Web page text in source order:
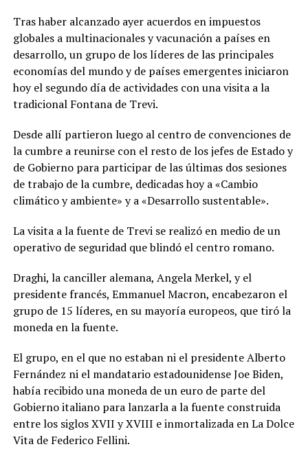
Tras haber alcanzado ayer acuerdos en impuestos
globales a multinacionales y vacunación a países en
desarrollo, un grupo de los líderes de las principales
economías del mundo y de países emergentes iniciaron
hoy el segundo día de actividades con una visita a la
tradicional Fontana de Trevi.
Desde allí partieron luego al centro de convenciones de
la cumbre a reunirse con el resto de los jefes de Estado y
de Gobierno para participar de las últimas dos sesiones
de trabajo de la cumbre, dedicadas hoy a «Cambio
climático y ambiente» y a «Desarrollo sustentable».
La visita a la fuente de Trevi se realizó en medio de un
operativo de seguridad que blindó el centro romano.
Draghi, la canciller alemana, Angela Merkel, y el
presidente francés, Emmanuel Macron, encabezaron el
grupo de 15 líderes, en su mayoría europeos, que tiró la
moneda en la fuente.
El grupo, en el que no estaban ni el presidente Alberto
Fernández ni el mandatario estadounidense Joe Biden,
había recibido una moneda de un euro de parte del
Gobierno italiano para lanzarla a la fuente construida
entre los siglos XVII y XVIII e inmortalizada en La Dolce
Vita de Federico Fellini.